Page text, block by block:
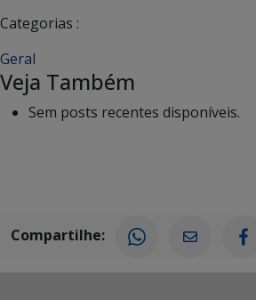
Categorias :
Geral
Veja Também
Sem posts recentes disponíveis.
Compartilhe: